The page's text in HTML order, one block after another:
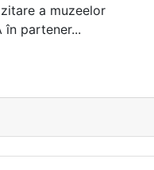
a muzeelor
în partener...